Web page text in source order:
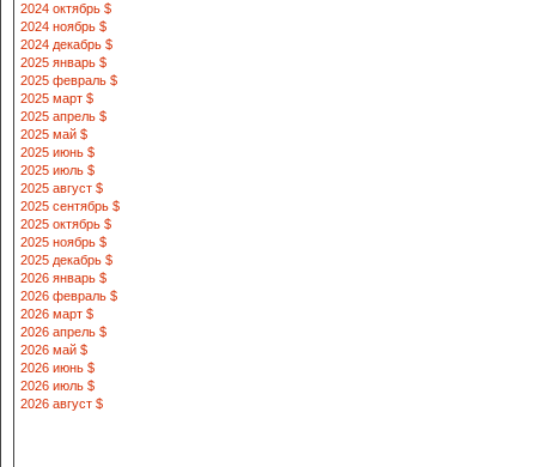
2024 октябрь $
2024 ноябрь $
2024 декабрь $
2025 январь $
2025 февраль $
2025 март $
2025 апрель $
2025 май $
2025 июнь $
2025 июль $
2025 август $
2025 сентябрь $
2025 октябрь $
2025 ноябрь $
2025 декабрь $
2026 январь $
2026 февраль $
2026 март $
2026 апрель $
2026 май $
2026 июнь $
2026 июль $
2026 август $